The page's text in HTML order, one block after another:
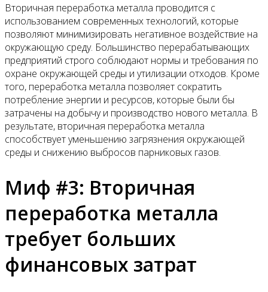
Вторичная переработка металла проводится с
использованием современных технологий, которые
позволяют минимизировать негативное воздействие на
окружающую среду. Большинство перерабатывающих
предприятий строго соблюдают нормы и требования по
охране окружающей среды и утилизации отходов. Кроме
того, переработка металла позволяет сократить
потребление энергии и ресурсов, которые были бы
затрачены на добычу и производство нового металла. В
результате, вторичная переработка металла
способствует уменьшению загрязнения окружающей
среды и снижению выбросов парниковых газов.
Миф #3: Вторичная
переработка металла
требует больших
финансовых затрат